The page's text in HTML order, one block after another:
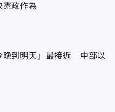
憲政作為
晚到明天」最接近 中部以